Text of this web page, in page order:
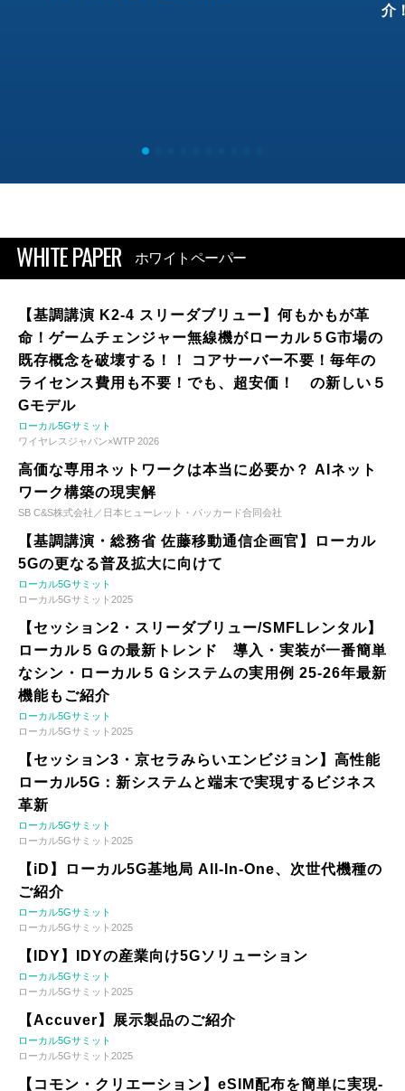
介
WHITE PAPER ホワイトペーパー
【基調講演 K2-4 スリーダブリュー】何もかもが革
命！ゲームチェンジャー無線機がローカル５G市場の
既存概念を破壊する！！ コアサーバー不要！毎年の
ライセンス費用も不要！でも、超安価！ の新しい５
Gモデル
ローカル5Gサミット
ワイヤレスジャパン×WTP 2026
高価な専用ネットワークは本当に必要か？ AIネット
ワーク構築の現実解
SB C&S株式会社／日本ヒューレット・パッカード合同会社
【基調講演・総務省 佐藤移動通信企画官】ローカル
5Gの更なる普及拡大に向けて
ローカル5Gサミット
ローカル5Gサミット2025
【セッション2・スリーダブリュー/SMFLレンタル】
ローカル５Ｇの最新トレンド 導入・実装が一番簡単
なシン・ローカル５Ｇシステムの実用例 25-26年最新
機能もご紹介
ローカル5Gサミット
ローカル5Gサミット2025
【セッション3・京セラみらいエンビジョン】高性能
ローカル5G：新システムと端末で実現するビジネス
革新
ローカル5Gサミット
ローカル5Gサミット2025
【iD】ローカル5G基地局 All-In-One、次世代機種の
ご紹介
ローカル5Gサミット
ローカル5Gサミット2025
【IDY】IDYの産業向け5Gソリューション
ローカル5Gサミット
ローカル5Gサミット2025
【Accuver】展示製品のご紹介
ローカル5Gサミット
ローカル5Gサミット2025
【コモン・クリエーション】eSIM配布を簡単に実現-